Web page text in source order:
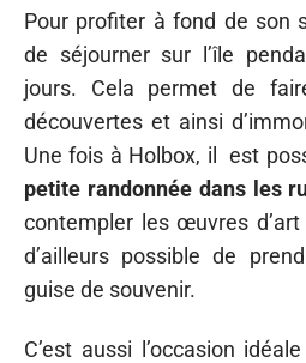
Pour profiter à fond de son
de séjourner sur l’île
jours. Cela permet de
découvertes et ainsi
Une fois à Holbox, il est
petite randonnée dans les
contempler les œuvres
d’ailleurs possible de
guise de souvenir.
C’est aussi l’occasion